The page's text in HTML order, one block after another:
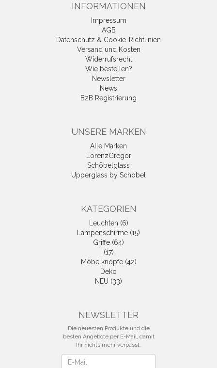
INFORMATIONEN
Impressum
AGB
Datenschutz & Cookie-Richtlinien
Versand und Kosten
Widerrufsrecht
Wie bestellen?
Newsletter
News
B2B Registrierung
UNSERE MARKEN
Alle Marken
LorenzGregor
Schöbelglass
Upperglass by Schöbel
KATEGORIEN
Leuchten (6)
Lampenschirme (15)
Griffe (64)
(17)
Möbelknöpfe (42)
Deko
NEU (33)
NEWSLETTER
Die neuesten Produkte und die
besten Angebote per E-Mail, damit
Ihr nichts mehr verpasst.